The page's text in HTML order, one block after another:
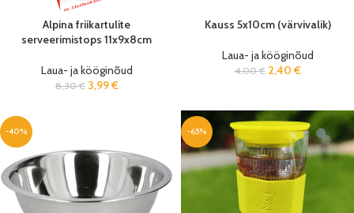
Alpina friikartulite
serveerimistops 11x9x8cm
Laua- ja kööginõud
8,30€ 3,99€
Kauss 5x10cm (värvivalik)
Laua- ja kööginõud
4,00€ 2,40 €
-40% -65%